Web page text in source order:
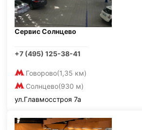
Сервис Солнцево
+7 (495) 125-38-41
Говорово(1,35 км)
Солнцево(930 м)
ул.Главмосстроя 7а